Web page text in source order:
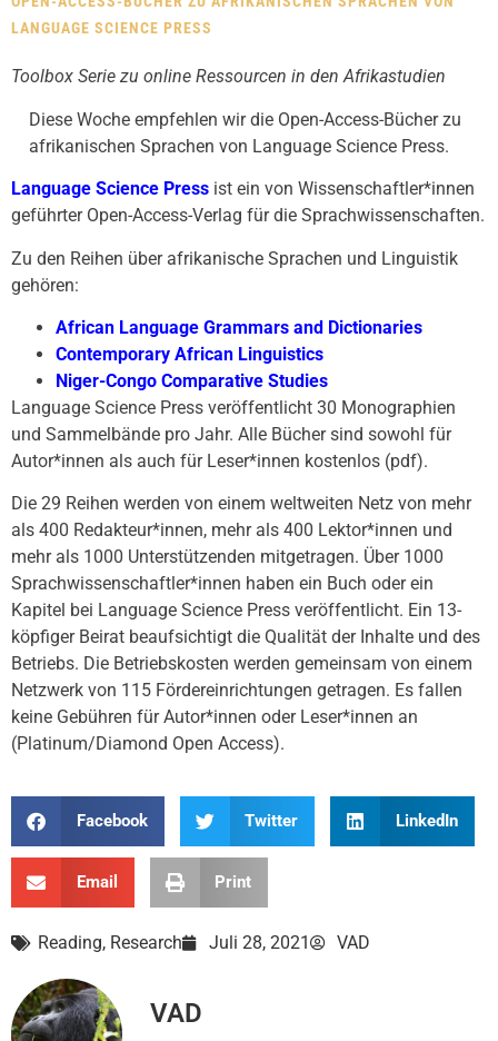
LANGUAGE SCIENCE PRESS
Toolbox Serie zu online Ressourcen in den Afrikastudien
Diese Woche empfehlen wir die Open-Access-Bücher zu
afrikanischen Sprachen von Language Science Press.
Language Science Press ist ein von Wissenschaftler*innen
geführter Open-Access-Verlag für die Sprachwissenschaften.
Zu den Reihen über afrikanische Sprachen und Linguistik
gehören:
African Language Grammars and Dictionaries
Contemporary African Linguistics
Niger-Congo Comparative Studies
Language Science Press veröffentlicht 30 Monographien
und Sammelbände pro Jahr. Alle Bücher sind sowohl für
Autor*innen als auch für Leser*innen kostenlos (pdf).
Die 29 Reihen werden von einem weltweiten Netz von mehr
als 400 Redakteur*innen, mehr als 400 Lektor*innen und
mehr als 1000 Unterstützenden mitgetragen. Über 1000
Sprachwissenschaftler*innen haben ein Buch oder ein
Kapitel bei Language Science Press veröffentlicht. Ein 13-
köpfiger Beirat beaufsichtigt die Qualität der Inhalte und des
Betriebs. Die Betriebskosten werden gemeinsam von einem
Netzwerk von 115 Fördereinrichtungen getragen. Es fallen
keine Gebühren für Autor*innen oder Leser*innen an
(Platinum/Diamond Open Access).
Facebook Twitter LinkedIn
Email Print
Reading, Research Juli 28, 2021 VAD
VAD